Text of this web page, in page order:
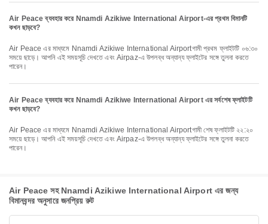
Air Peace ব্যবহার করে Nnamdi Azikiwe International Airport-এর প্রথম বিমানটি
কখন ছাড়বে?
Air Peace এর মাধ্যমে Nnamdi Azikiwe International Airportগামী প্রথম ফ্লাইটটি ০৬:৩০
সময়ে ছাড়ে। আপনি এই সময়সূচি দেখতে এবং Airpaz-এ উপলব্ধ অন্যান্য ফ্লাইটের সঙ্গে তুলনা করতে
পারেন।
Air Peace ব্যবহার করে Nnamdi Azikiwe International Airport এর সর্বশেষ ফ্লাইটটি
কখন ছাড়বে?
Air Peace এর মাধ্যমে Nnamdi Azikiwe International Airportগামী শেষ ফ্লাইটটি ২২:২০
সময়ে ছাড়ে। আপনি এই সময়সূচি দেখতে এবং Airpaz-এ উপলব্ধ অন্যান্য ফ্লাইটের সঙ্গে তুলনা করতে
পারেন।
Air Peace সহ Nnamdi Azikiwe International Airport এর জন্য
বিমানবন্দর অনুসারে জনপ্রিয় রুট